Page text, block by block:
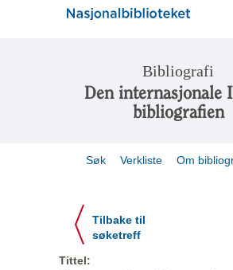
Bibliografi
Den internasjonale
bibliografien
Søk Verkliste Om
Tilbake til
søketreff
Tittel: